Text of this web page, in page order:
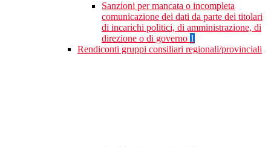
Sanzioni per mancata o incompleta
comunicazione dei dati da parte dei titolari
di incarichi politici, di amministrazione, di
direzione o di governo 1
Rendiconti gruppi consiliari regionali/provinciali